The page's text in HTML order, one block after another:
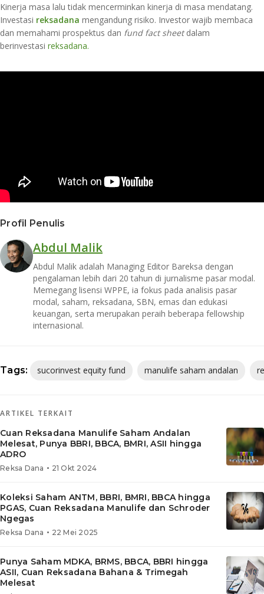
Kinerja masa lalu tidak mencerminkan kinerja di masa mendatang.
Investasi reksadana mengandung risiko. Investor wajib membaca
dan memahami prospektus dan fund fact sheetdalam
berinvestasi reksadana.
Profil Penulis
Abdul Malik
Abdul Malik adalah Managing Editor Bareksa dengan
pengalaman lebih dari 20 tahun di jurnalisme pasar modal.
Memegang lisensi WPPE, ia fokus pada analisis pasar
modal, saham, reksadana, SBN, emas dan edukasi
keuangan, serta merupakan peraih beberapa fellowship
internasional.
Tags: sucorinvest equity fund manulife saham andalan
ARTIKEL TERKAIT
Cuan Reksadana Manulife Saham Andalan
Melesat, Punya BBRI, BBCA, BMRI, ASII hingga
ADRO
Reksa Dana • 21 Okt 2024
Koleksi Saham ANTM, BBRI, BMRI, BBCA hingga
PGAS, Cuan Reksadana Manulife dan Schroder
Ngegas
Reksa Dana • 22 Mei 2025
Punya Saham MDKA, BRMS, BBCA, BBRI hingga
ASII, Cuan Reksadana Bahana & Trimegah
Melesat